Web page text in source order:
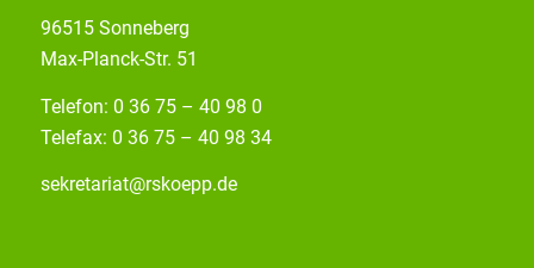
96515 Sonneberg
Max-Planck-Str. 51
Telefon: 0 36 75 – 40 98 0
Telefax: 0 36 75 – 40 98 34
sekretariat@rskoepp.de